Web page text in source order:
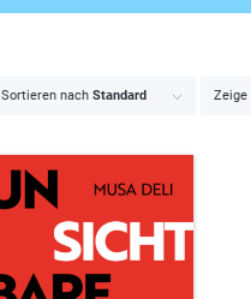
Sortieren nach Standard Zeige